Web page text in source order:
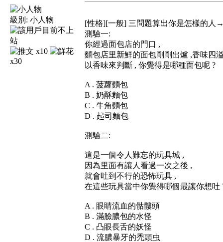
級別: 小人物
x10
x30
[性格][一般] 三問題算出你是怎樣的人
測驗一:
你經過面包店的門口 ,
麵包店里新鮮的面包剛剛出爐 ,香味四
以香味來判斷 , 你覺得是哪種面包呢 ?
A . 菠蘿麵包
B . 奶酥麵包
C . 牛角麵包
D . 起司麵包
測驗二:
這是一個令人難忘的玩具城 ,
因為里面有讓人看過一次之後 ,
就會吐到不行的恐怖玩具 ,
在這些玩具當中你覺得哪個最讓你想吐
A . 眼睛流血的骷髏頭
B . 滿臉膿包的水怪
C . 凸眼長舌的妖怪
D . 流膿暴牙的禿頭虫